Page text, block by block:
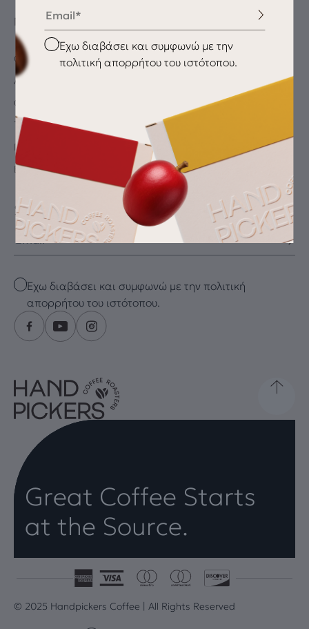
Email
Checkbox
Έχω διαβάσει και συμφωνώ με την
πολιτική απορρήτου του ιστότοπου.
ΠΛΗΡΟΦΟΡΊΕΣ
Ο λογαριασμός μου
Αγαπημένα
Oλοκλήρωση αγοράς
Τρόποι Πληρωμής
Παράδοση / Αποστολή
Επιστροφές
SUBSCRIBE FOR THE LATEST DRIP
Email
Checkbox
Έχω διαβάσει και συμφωνώ με την πολιτική
απορρήτου του ιστότοπου.
Great Coffee Starts
at the Source.
© 2025 Handpickers Coffee | All Rights Reserved